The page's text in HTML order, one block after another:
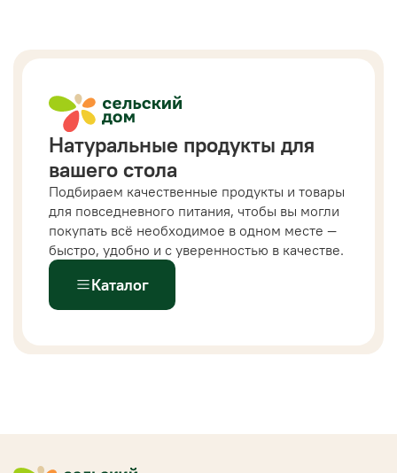
Натуральные продукты для
вашего стола
Подбираем качественные продукты и товары
для повседневного питания, чтобы вы могли
покупать всё необходимое в одном месте —
быстро, удобно и с уверенностью в качестве.
Каталог